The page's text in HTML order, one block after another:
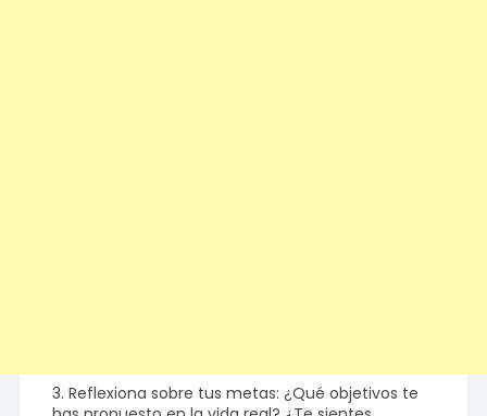
3. Reflexiona sobre tus metas: ¿Qué objetivos te